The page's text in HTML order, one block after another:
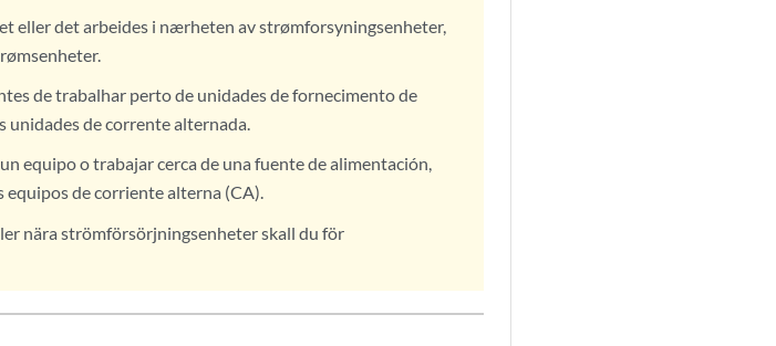
eller det arbeides i nærheten av strømforsyningsenheter,
de trabalhar perto de unidades de fornecimento de
unidades de corrente alternada.
equipo o trabajar cerca de una fuente de alimentación,
equipos de corriente alterna (CA).
nära strömförsörjningsenheter skall du för